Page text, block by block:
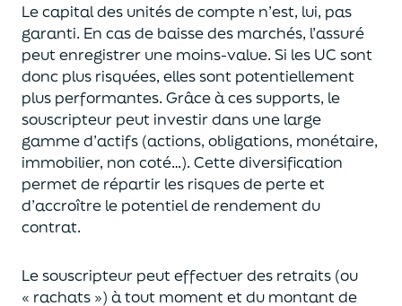
Le capital des unités de compte n’est, lui, pas
garanti. En casde baisse des marchés, l’assuré
peut enregistrer une moins-value. Si les UC sont
donc plus risquées, elles sont potentiellement
plus performantes. Grâce à ces supports, le
souscripteur peut investir dans une large
gamme d’actifs (actions, obligations, monétaire,
immobilier, non coté…). Cette diversification
permet de répartir les risques de perte et
d’accroître le potentielde rendement du
contrat.
Le souscripteur peut effectuer des retraits (ou
« rachats ») à tout moment et du montant de